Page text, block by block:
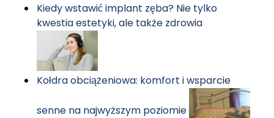
Kiedy wstawić implant zęba? Nie tylko
kwestia estetyki, ale także zdrowia
Kołdra obciążeniowa: komfort i wsparcie
senne na najwyższym poziomie